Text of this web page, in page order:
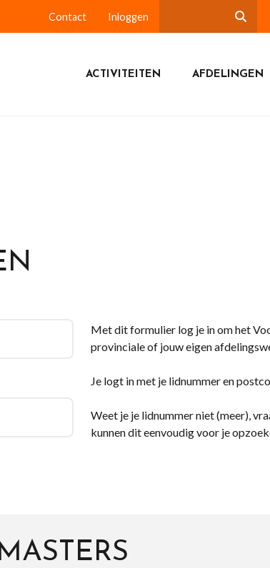
Contact Inloggen
ACTIVITEITEN AFDELINGEN
Met dit formulier log je in om het
provinciale of jouw eigen
Je logt in met je lidnummer en
Weet je je lidnummer niet (meer),
kunnen dit eenvoudig voor je